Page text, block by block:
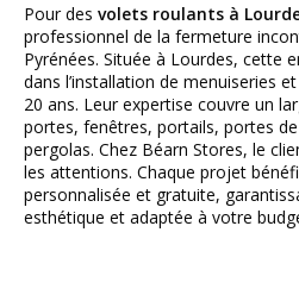
Pour des volets roulants à
professionnel de la fermeture
Pyrénées. Située à Lourdes, cette
dans l’installation de menuiseries
20 ans. Leur expertise couvre un
portes, fenêtres, portails, portes
pergolas. Chez Béarn Stores, le
les attentions. Chaque projet
personnalisée et gratuite,
esthétique et adaptée à votre